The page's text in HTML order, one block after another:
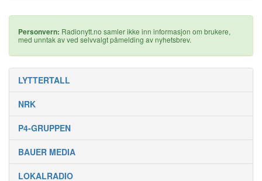
Personvern: Radionytt.no samler ikke inn informasjon om brukere,
med unntak av ved selvvalgt påmelding av nyhetsbrev.
LYTTERTALL
NRK
P4-GRUPPEN
BAUER MEDIA
LOKALRADIO